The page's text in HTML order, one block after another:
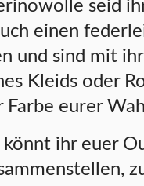
seid
einen
und sind mit
Kleids oder
eurer
könnt ihr euer